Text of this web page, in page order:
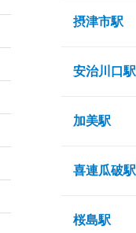
摂津市駅
安治川口駅
加美駅
喜連瓜破駅
桜島駅